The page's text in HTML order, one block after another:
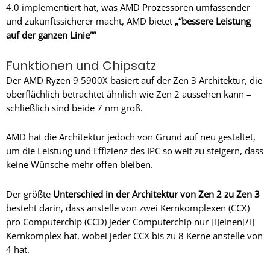
4.0 implementiert hat, was AMD Prozessoren umfassender
und zukunftssicherer macht, AMD bietet „“bessere Leistung
auf der ganzen Linie““
Funktionen und Chipsatz
Der AMD Ryzen 9 5900X basiert auf der Zen 3 Architektur, die
oberflächlich betrachtet ähnlich wie Zen 2 aussehen kann –
schließlich sind beide 7 nm groß.
AMD hat die Architektur jedoch von Grund auf neu gestaltet,
um die Leistung und Effizienz des IPC so weit zu steigern, dass
keine Wünsche mehr offen bleiben.
Der größte Unterschied in der Architektur von Zen 2 zu Zen 3
besteht darin, dass anstelle von zwei Kernkomplexen (CCX)
pro Computerchip (CCD) jeder Computerchip nur [i]einen[/i]
Kernkomplex hat, wobei jeder CCX bis zu 8 Kerne anstelle von
4 hat.